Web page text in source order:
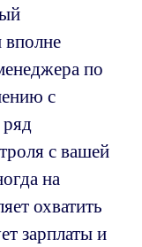
по
с
с вашей
на
охватить
зарплаты и